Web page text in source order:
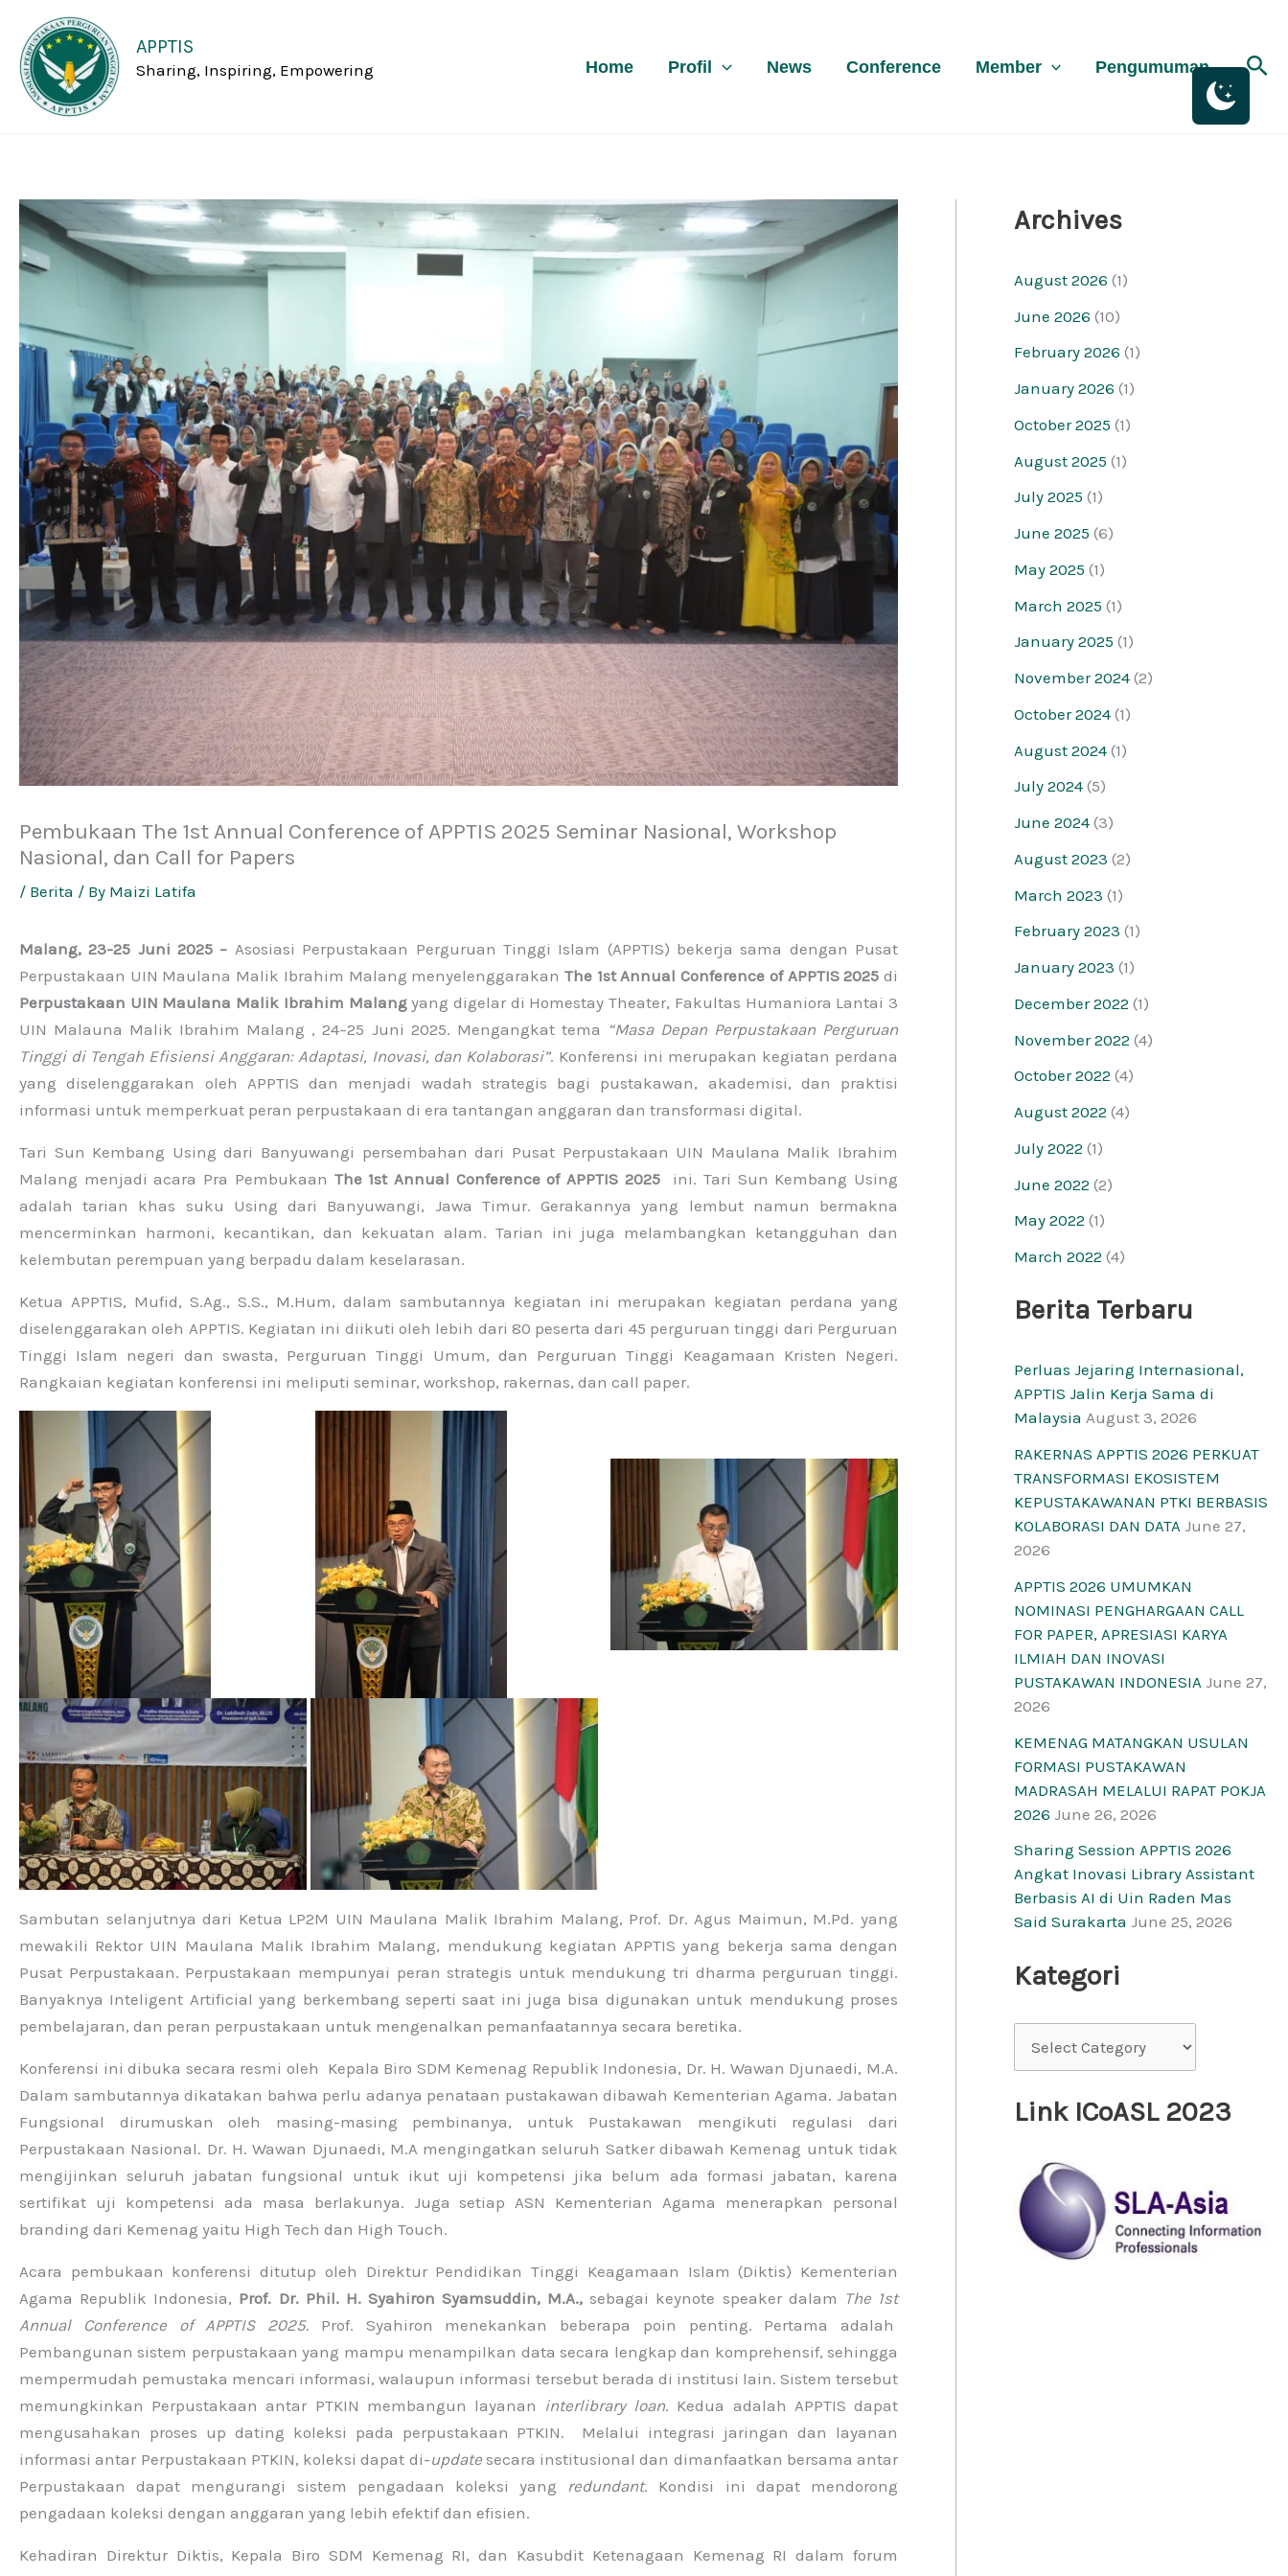
content
APPTIS
Sharing, Inspiring, Empowering Home Profil News Conference Member Pengumuman
Pembukaan The 1st Annual Conference of APPTIS 2025 Seminar Nasional, Workshop
Nasional, dan Call for Papers
/ Berita / By Maizi Latifa
Malang, 23-25 Juni 2025 – Asosiasi Perpustakaan Perguruan Tinggi Islam (APPTIS) bekerja sama dengan Pusat
Perpustakaan UIN Maulana Malik Ibrahim Malang menyelenggarakan The 1st Annual Conference of APPTIS 2025 di
Perpustakaan UIN Maulana Malik Ibrahim Malangyang digelar di Homestay Theater, Fakultas Humaniora Lantai 3
UIN Malauna Malik Ibrahim Malang , 24–25 Juni 2025. Mengangkat tema “Masa Depan Perpustakaan Perguruan
Tinggi di Tengah Efisiensi Anggaran: Adaptasi, Inovasi, dan Kolaborasi”. Konferensi ini merupakan kegiatan perdana
yang diselenggarakan oleh APPTIS dan menjadi wadah strategis bagi pustakawan, akademisi, dan praktisi
informasi untuk memperkuat peran perpustakaan di era tantangan anggaran dan transformasi digital.
Tari Sun Kembang Using dari Banyuwangi persembahan dari Pusat Perpustakaan UIN Maulana Malik Ibrahim
Malang menjadi acara Pra Pembukaan The 1st Annual Conference of APPTIS 2025ini. Tari Sun Kembang Using
adalah tarian khas suku Using dari Banyuwangi, Jawa Timur. Gerakannya yang lembut namun bermakna
mencerminkan harmoni, kecantikan, dan kekuatan alam. Tarian ini juga melambangkan ketangguhan dan
kelembutan perempuan yang berpadu dalam keselarasan.
Ketua APPTIS, Mufid, S.Ag., S.S., M.Hum, dalam sambutannya kegiatan ini merupakan kegiatan perdana yang
diselenggarakan oleh APPTIS. Kegiatan ini diikuti oleh lebih dari 80 peserta dari 45 perguruan tinggi dari Perguruan
Tinggi Islam negeri dan swasta, Perguruan Tinggi Umum, dan Perguruan Tinggi Keagamaan Kristen Negeri.
Rangkaian kegiatan konferensi ini meliputi seminar, workshop, rakernas, dan call paper.
Sambutan selanjutnya dari Ketua LP2M UIN Maulana Malik Ibrahim Malang, Prof. Dr. Agus Maimun, M.Pd. yang
mewakili Rektor UIN Maulana Malik Ibrahim Malang, mendukung kegiatan APPTIS yang bekerja sama dengan
Pusat Perpustakaan. Perpustakaan mempunyai peran strategis untuk mendukung tri dharma perguruan tinggi.
Banyaknya Inteligent Artificial yang berkembang seperti saat ini juga bisa digunakan untuk mendukung proses
pembelajaran, dan peran perpustakaan untuk mengenalkan pemanfaatannya secara beretika.
Konferensi ini dibuka secara resmi oleh Kepala Biro SDM Kemenag Republik Indonesia, Dr. H. Wawan Djunaedi, M.A.
Dalam sambutannya dikatakan bahwa perlu adanya penataan pustakawan dibawah Kementerian Agama. Jabatan
Fungsional dirumuskan oleh masing-masing pembinanya, untuk Pustakawan mengikuti regulasi dari
Perpustakaan Nasional. Dr. H. Wawan Djunaedi, M.A mengingatkan seluruh Satker dibawah Kemenag untuk tidak
mengijinkan seluruh jabatan fungsional untuk ikut uji kompetensi jika belum ada formasi jabatan, karena
sertifikat uji kompetensi ada masa berlakunya. Juga setiap ASN Kementerian Agama menerapkan personal
branding dari Kemenag yaitu High Tech dan High Touch.
Acara pembukaan konferensi ditutup oleh Direktur Pendidikan Tinggi Keagamaan Islam (Diktis) Kementerian
Agama Republik Indonesia, Prof. Dr. Phil. H. Syahiron Syamsuddin, M.A., sebagai keynote speaker dalam The 1st
Annual Conference of APPTIS 2025. Prof. Syahiron menekankan beberapa poin penting. Pertama adalah
Pembangunan sistem perpustakaan yang mampu menampilkan data secara lengkap dan komprehensif, sehingga
mempermudah pemustaka mencari informasi, walaupun informasi tersebut berada di institusi lain. Sistem tersebut
memungkinkan Perpustakaan antar PTKIN membangun layanan interlibrary loan. Kedua adalah APPTIS dapat
mengusahakan proses up dating koleksi pada perpustakaan PTKIN. Melalui integrasi jaringan dan layanan
informasi antar Perpustakaan PTKIN, koleksi dapat di-updatesecara institusional dan dimanfaatkan bersama antar
Perpustakaan dapat mengurangi sistem pengadaan koleksi yang redundant. Kondisi ini dapat mendorong
pengadaan koleksi dengan anggaran yang lebih efektif dan efisien.
Kehadiran Direktur Diktis, Kepala Biro SDM Kemenag RI, dan Kasubdit Ketenagaan Kemenag RI dalam forum
Archives
August 2026 (1)
June 2026 (10)
February 2026 (1)
January 2026 (1)
October 2025 (1)
August 2025 (1)
July 2025 (1)
June 2025 (6)
May 2025 (1)
March 2025 (1)
January 2025 (1)
November 2024 (2)
October 2024 (1)
August 2024 (1)
July 2024 (5)
June 2024 (3)
August 2023 (2)
March 2023 (1)
February 2023 (1)
January 2023 (1)
December 2022 (1)
November 2022 (4)
October 2022 (4)
August 2022 (4)
July 2022 (1)
June 2022 (2)
May 2022 (1)
March 2022 (4)
Berita Terbaru
Perluas Jejaring Internasional,
APPTIS Jalin Kerja Sama di
Malaysia August 3, 2026
RAKERNAS APPTIS 2026 PERKUAT
TRANSFORMASI EKOSISTEM
KEPUSTAKAWANAN PTKI BERBASIS
KOLABORASI DAN DATA June 27,
2026
APPTIS 2026 UMUMKAN
NOMINASI PENGHARGAAN CALL
FOR PAPER, APRESIASI KARYA
ILMIAH DAN INOVASI
PUSTAKAWAN INDONESIA June 27,
2026
KEMENAG MATANGKAN USULAN
FORMASI PUSTAKAWAN
MADRASAH MELALUI RAPAT POKJA
2026 June 26, 2026
Sharing Session APPTIS 2026
Angkat Inovasi Library Assistant
Berbasis AI di Uin Raden Mas
Said Surakarta June 25, 2026
Kategori
Link ICoASL 2023